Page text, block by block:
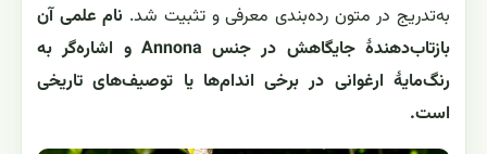
به‌تدریج در متون رده‌بندی معرفی و تثبیت شد. نام علمی آن
بازتاب‌دهندهٔ جایگاهش در جنس Annona و اشاره‌گر به
رنگ‌مایهٔ ارغوانی در برخی اندام‌ها یا توصیف‌های تاریخی
است.